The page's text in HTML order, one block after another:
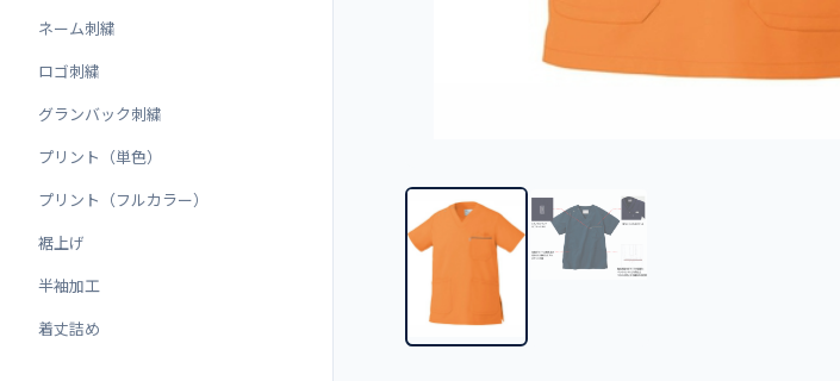
ネーム刺繍
ロゴ刺繍
グランバック刺繍
プリント（単色）
プリント（フルカラー）
裾上げ
半袖加工
着丈詰め